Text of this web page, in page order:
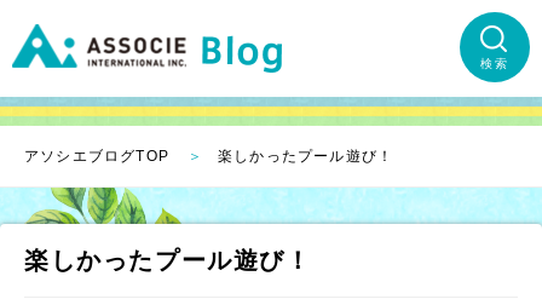
検索
アソシエブログTOP 楽しかったプール遊び！
楽しかったプール遊び！